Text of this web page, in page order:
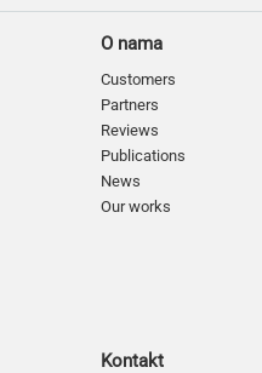
O nama
Customers
Partners
Reviews
Publications
News
Our works
Kontakt